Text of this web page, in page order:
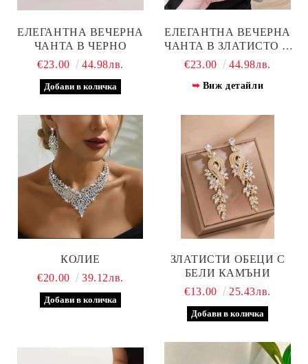
ЕЛЕГАНТНА ВЕЧЕРНА
ЧАНТА В ЧЕРНО
€23.00
44.98лв.
ЕЛЕГАНТНА ВЕЧЕРНА
ЧАНТА В ЗЛАТИСТО И
СРЕБРИСТО
€23.00 44.98лв.
Виж детайли
КОЛИЕ
€20.00
39.12лв.
ЗЛАТИСТИ ОБЕЦИ С
БЕЛИ КАМЪНИ
€13.00
25.43лв.